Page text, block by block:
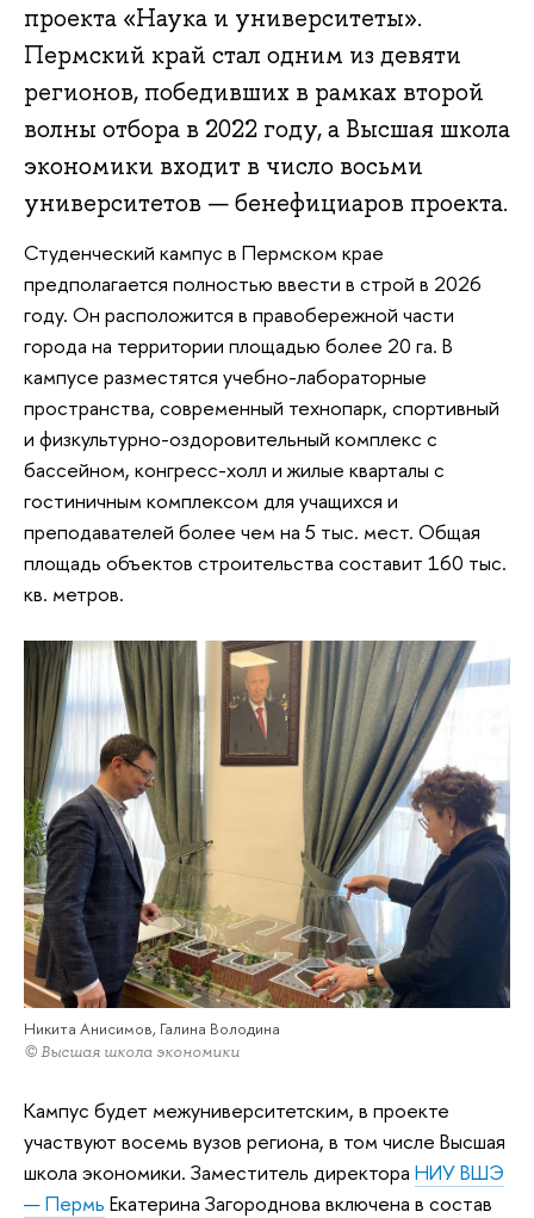
проекта «Наука и университеты».
Пермский край стал одним из девяти
регионов, победивших в рамках второй
волны отбора в 2022 году, а Высшая школа
экономики входит в число восьми
университетов — бенефициаров проекта.
Студенческий кампус в Пермском крае
предполагается полностью ввести в строй в 2026
году. Он расположится в правобережной части
города на территории площадью более 20 га. В
кампусе разместятся учебно-лабораторные
пространства, современный технопарк, спортивный
и физкультурно-оздоровительный комплекс с
бассейном, конгресс-холл и жилые кварталы с
гостиничным комплексом для учащихся и
преподавателей более чем на 5 тыс. мест. Общая
площадь объектов строительства составит 160 тыс.
кв. метров.
Никита Анисимов, Галина Володина
© Высшая школа экономики
Кампус будет межуниверситетским, в проекте
участвуют восемь вузов региона, в том числе Высшая
школа экономики. Заместитель директора НИУ ВШЭ
— Пермь Екатерина Загороднова включена в состав